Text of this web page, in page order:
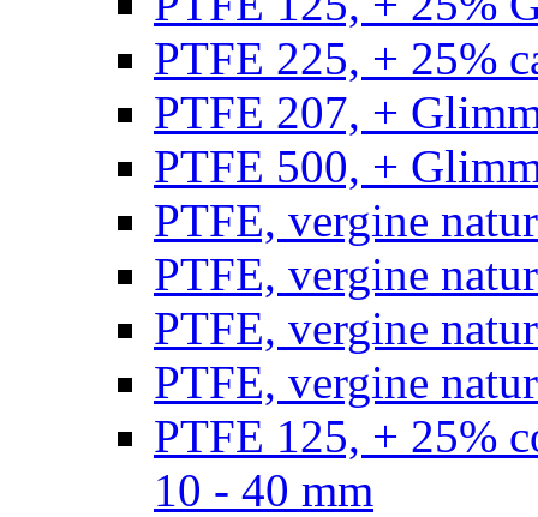
PTFE 225, + 25%
PTFE 207, +
PTFE 500, +
PTFE, vergine
PTFE, vergine
PTFE, vergine
PTFE, vergine
PTFE 125, + 25%
10 - 40 mm